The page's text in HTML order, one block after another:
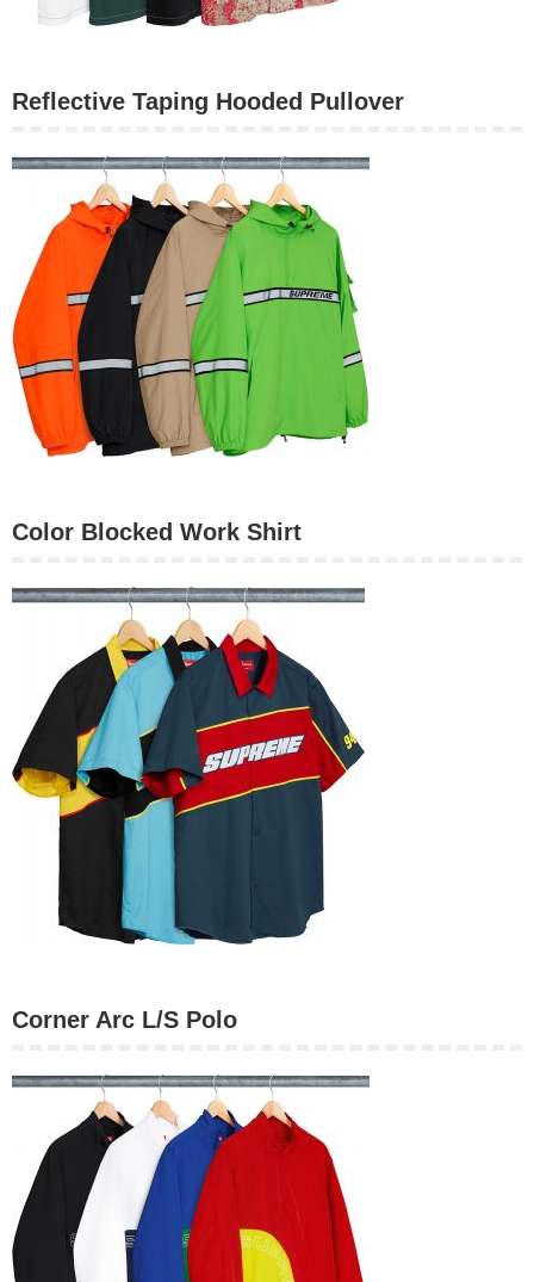
Reflective Taping Hooded Pullover
Color Blocked Work Shirt
Corner Arc L/S Polo